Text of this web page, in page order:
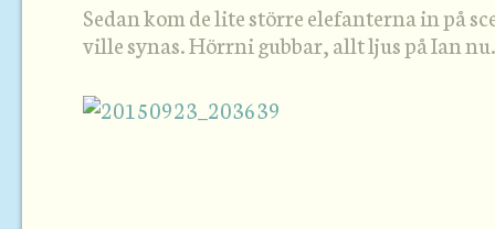
Sedan kom de lite större elefanterna in på
ville synas. Hörrni gubbar, allt ljus på Ian